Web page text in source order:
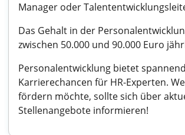
Manager oder
Das Gehalt in der
zwischen 50.000 und 90.000 Euro
Personalentwicklung bietet
Karrierechancen für HR-Experten.
fördern möchte, sollte sich über
Stellenangebote informieren!